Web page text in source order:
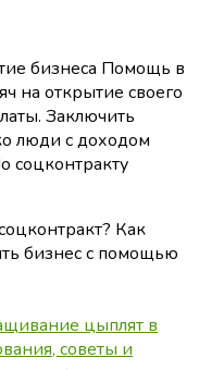
бизнеса Помощь в
на открытие своего
Заключить
люди с доходом
соцконтракту
Как
бизнес с помощью